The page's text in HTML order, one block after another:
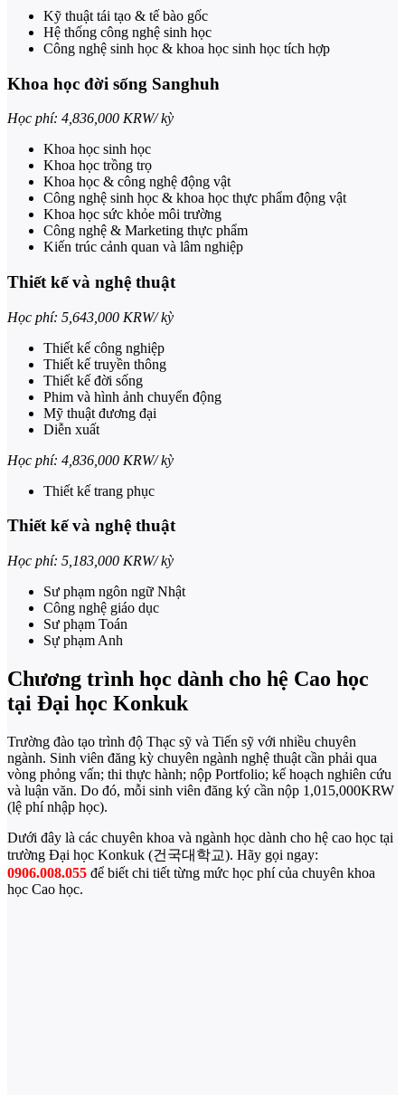
Kỹ thuật tái tạo & tế bào gốc
Hệ thống công nghệ sinh học
Công nghệ sinh học & khoa học sinh học tích hợp
Khoa học đời sống Sanghuh
Học phí: 4,836,000 KRW/ kỳ
Khoa học sinh học
Khoa học trồng trọ
Khoa học & công nghệ động vật
Công nghệ sinh học & khoa học thực phẩm động vật
Khoa học sức khỏe môi trường
Công nghệ & Marketing thực phẩm
Kiến trúc cảnh quan và lâm nghiệp
Thiết kế và nghệ thuật
Học phí: 5,643,000 KRW/ kỳ
Thiết kế công nghiệp
Thiết kế truyền thông
Thiết kế đời sống
Phim và hình ảnh chuyển động
Mỹ thuật đương đại
Diễn xuất
Học phí: 4,836,000 KRW/ kỳ
Thiết kế trang phục
Thiết kế và nghệ thuật
Học phí: 5,183,000 KRW/ kỳ
Sư phạm ngôn ngữ Nhật
Công nghệ giáo dục
Sư phạm Toán
Sự phạm Anh
Chương trình học dành cho hệ Cao học
tại Đại học Konkuk
Trường đào tạo trình độ Thạc sỹ và Tiến sỹ với nhiều chuyên
ngành. Sinh viên đăng kỳ chuyên ngành nghệ thuật cần phải qua
vòng phỏng vấn; thi thực hành; nộp Portfolio; kế hoạch nghiên cứu
và luận văn. Do đó, mỗi sinh viên đăng ký cần nộp 1,015,000KRW
(lệ phí nhập học).
Dưới đây là các chuyên khoa và ngành học dành cho hệ cao học tại
trường Đại học Konkuk (건국대학교). Hãy gọi ngay:
0906.008.055 để biết chi tiết từng mức học phí của chuyên khoa
học Cao học.